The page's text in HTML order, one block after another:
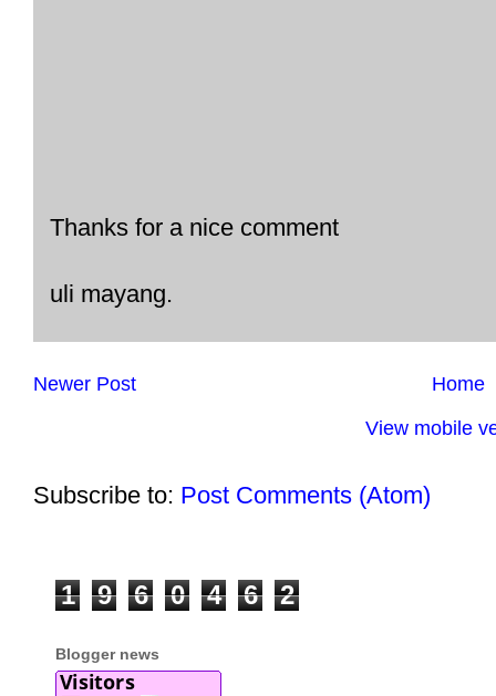
Thanks for a nice comment
uli mayang.
Newer Post
Home
View mobile
Subscribe to: Post Comments (Atom)
1 9 6 0 4 6 2
Blogger news